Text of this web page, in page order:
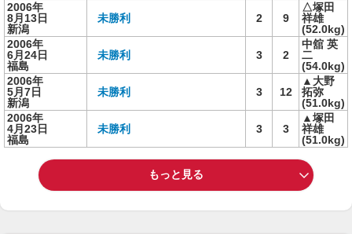
2006年
8月13日
新潟
未勝利 2 9
△塚田
祥雄
(52.0kg)
2006年
6月24日
福島
未勝利 3 2
中舘 英
二
(54.0kg)
2006年
5月7日
新潟
未勝利 3 12
▲大野
拓弥
(51.0kg)
2006年
4月23日
福島
未勝利 3 3
▲塚田
祥雄
(51.0kg)
もっと見る